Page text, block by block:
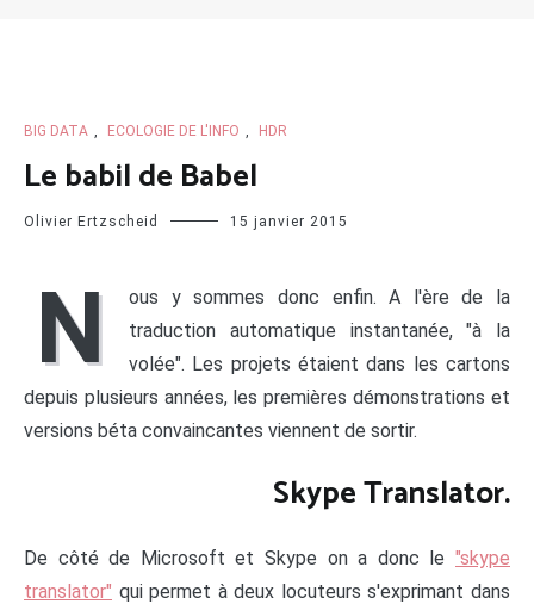
BIG DATA ECOLOGIE DE L'INFO HDR
Le babil de Babel
Olivier Ertzscheid 15 janvier 2015
N
ous y sommes donc enfin. A l'ère de la
traduction automatique instantanée, "à la
volée". Les projets étaient dans les cartons
depuis plusieurs années, les premières démonstrations et
versions béta convaincantes viennent de sortir.
Skype Translator.
De côté de Microsoft et Skype on a donc le "skype
translator" qui permet à deux locuteurs s'exprimant dans